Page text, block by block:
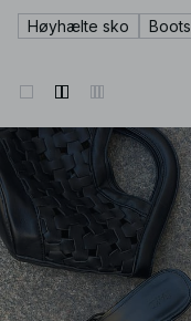
Høyhælte sko Boots